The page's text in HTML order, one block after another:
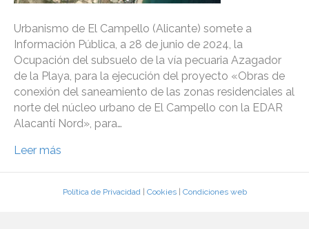
Urbanismo de El Campello (Alicante) somete a
Información Pública, a 28 de junio de 2024, la
Ocupación del subsuelo de la vía pecuaria Azagador
de la Playa, para la ejecución del proyecto «Obras de
conexión del saneamiento de las zonas residenciales al
norte del núcleo urbano de El Campello con la EDAR
Alacantí Nord», para…
Leer más
Política de Privacidad| Cookies| Condiciones web